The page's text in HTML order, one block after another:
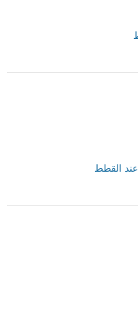
القطط